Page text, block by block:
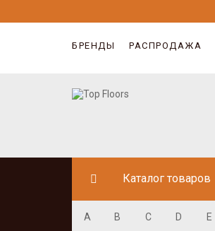
БРЕНДЫ РАСПРОДАЖА
Каталог товаров
A B C D E